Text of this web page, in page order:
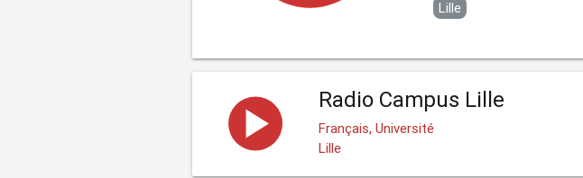
Lille
Radio Campus Lille
Français, Université
Lille